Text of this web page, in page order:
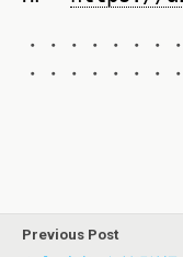
・・・・・・・
・・・・・・・
Previous Post